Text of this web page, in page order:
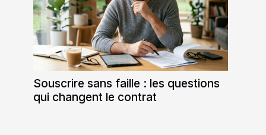
Souscrire sans faille : les questions
qui changent le contrat